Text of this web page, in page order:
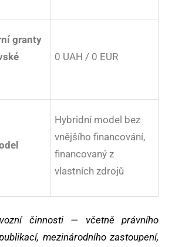
granty
0 UAH / 0 EUR
Hybridní model bez
vnějšího financování,
financovaný z
vlastních zdrojů
činnosti — včetně právního
mezinárodního zastoupení,